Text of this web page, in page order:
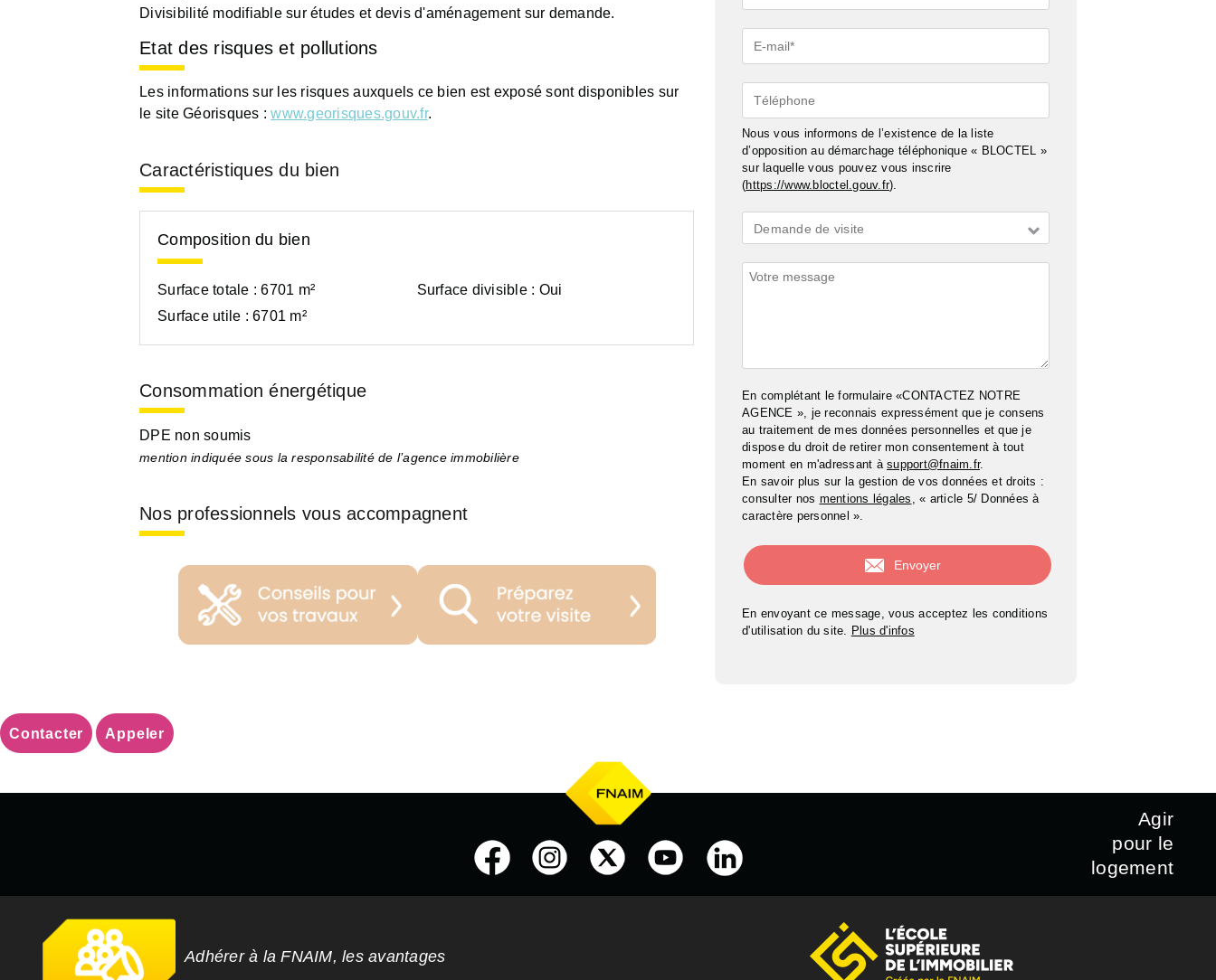
Divisibilité modifiable sur études et devis d'aménagement sur demande.
Etat des risques et pollutions
Les informations sur les risques auxquels ce bien est exposé sont disponibles sur
le site Géorisques :www.georisques.gouv.fr.
Caractéristiques du bien
Composition du bien
Surface totale :6701 m² Surface divisible : Oui
Surface utile : 6701 m²
Consommation énergétique
DPE non soumis
mention indiquée sous la responsabilité de l’agence immobilière
Nos professionnels vous accompagnent
E-
mail*
Téléphone
Nous vous informons de l’existence de la liste
d’opposition au démarchage téléphonique « BLOCTEL »
sur laquelle vous pouvez vous inscrire
(https://www.bloctel.gouv.fr).
Demande
*
Demande de visite
Commentaires
En complétant le formulaire «CONTACTEZ NOTRE
AGENCE », je reconnais expressément que je consens
au traitement de mes données personnelles et que je
dispose du droit de retirer mon consentement à tout
moment en m'adressant à support@fnaim.fr.
En savoir plus sur la gestion de vos données et droits :
consulter nos mentions légales , « article 5/ Données à
caractère personnel ».
En envoyant ce message, vous acceptez les conditions
d'utilisation du site.
Plus d'infos
Contacter Appeler
Agir
pour le
logement
Adhérer à la FNAIM, les avantages